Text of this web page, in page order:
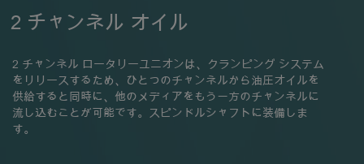
2 チャンネル オイル
2 チャンネル ロータリーユニオンは、クランピング システム
をリリースするため、ひとつのチャンネルから油圧オイルを
供給すると同時に、他のメディアをもう一方のチャンネルに
流し込むことが可能です。スピンドルシャフトに装備しま
す。